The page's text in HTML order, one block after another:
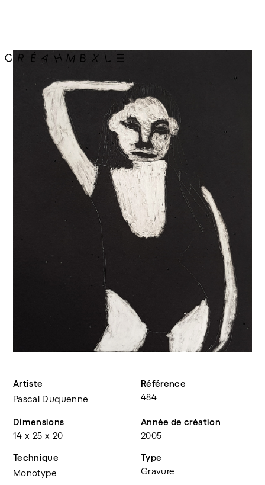
Artiste
Pascal Duquenne
Référence
484
Dimensions
14 x 25 x 20
Année de création
2005
Technique
Monotype
Type
Gravure